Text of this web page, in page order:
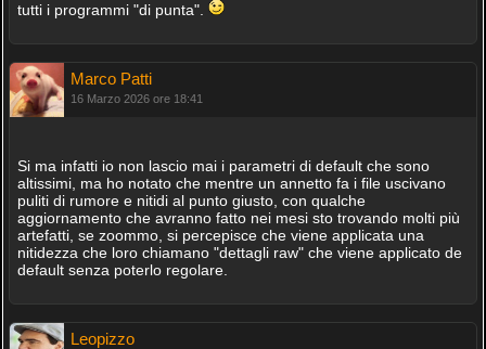
tutti i programmi "di punta".
Marco Patti
16 Marzo 2026 ore 18:41
Si ma infatti io non lascio mai i parametri di default che sono
altissimi, ma ho notato che mentre un annetto fa i file uscivano
puliti di rumore e nitidi al punto giusto, con qualche
aggiornamento che avranno fatto nei mesi sto trovando molti più
artefatti, se zoommo, si percepisce che viene applicata una
nitidezza che loro chiamano "dettagli raw" che viene applicato de
default senza poterlo regolare.
Leopizzo